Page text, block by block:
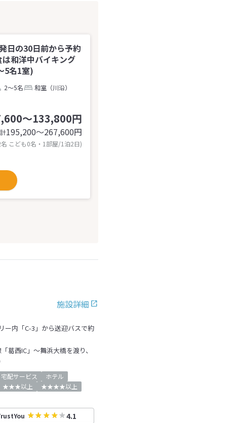
日の30日前から予約
和洋中バイキング
5名1室)
2～5名
和室（川沿）
～133,800円
195,200〜267,600円
こども0名・1部屋/1泊2日)
施設詳細
内「C-3」から送迎バスで約
葛西IC」～舞浜大橋を渡り、
宅配サービス
ホテル
★★★以上
★★★★以上
4.1